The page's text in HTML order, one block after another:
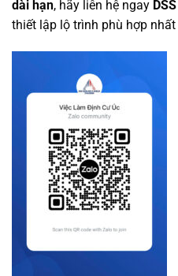
dài hạn, hãy liên hệ ngay
thiết lập lộ trình phù hợp nhất